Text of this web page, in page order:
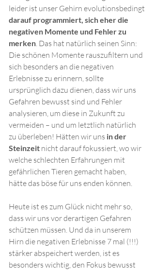
leider ist unser Gehirn evolutionsbedingt
darauf programmiert, sich eher die
negativen Momente und Fehler zu
merken. Das hat natürlich seinen Sinn:
Die schönen Momente rauszufiltern und
sich besonders an die negativen
Erlebnisse zu erinnern, sollte
ursprünglich dazu dienen, dass wir uns
Gefahren bewusst sind und Fehler
analysieren, um diese in Zukunft zu
vermeiden – und um letztlich natürlich
zu überleben! Hätten wir uns in der
Steinzeit nicht darauf fokussiert, wo wir
welche schlechten Erfahrungen mit
gefährlichen Tieren gemacht haben,
hätte das böse für uns enden können.
Heute ist es zum Glück nicht mehr so,
dass wir uns vor derartigen Gefahren
schützen müssen. Und da in unserem
Hirn die negativen Erlebnisse 7 mal (!!!)
stärker abspeichert werden, ist es
besonders wichtig, den Fokus bewusst